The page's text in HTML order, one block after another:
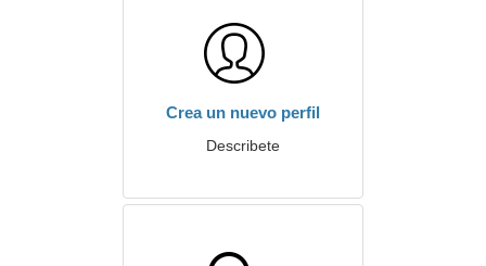
Crea un nuevo perfil
Describete